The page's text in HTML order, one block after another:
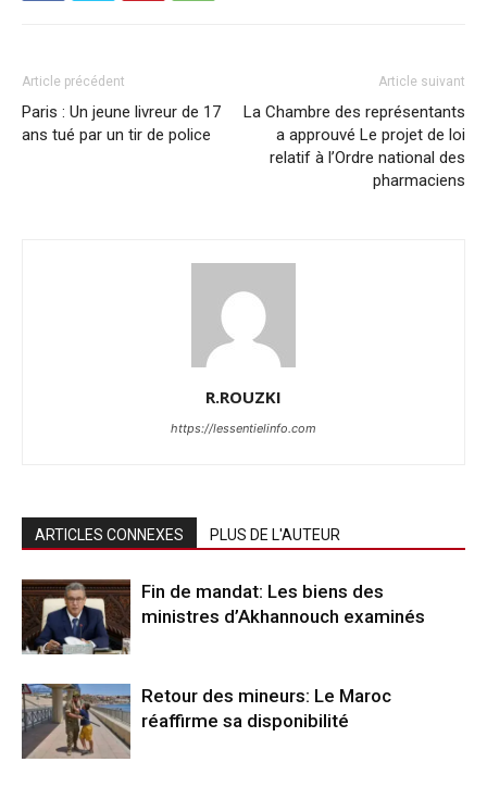
Article précédent
Paris : Un jeune livreur de 17
ans tué par un tir de police
Article suivant
La Chambre des représentants
a approuvé Le projet de loi
relatif à l’Ordre national des
pharmaciens
R.ROUZKI
https://lessentielinfo.com
ARTICLES CONNEXES PLUS DE L'AUTEUR
Fin de mandat: Les biens des
ministres d’Akhannouch examinés
Retour des mineurs: Le Maroc
réaffirme sa disponibilité